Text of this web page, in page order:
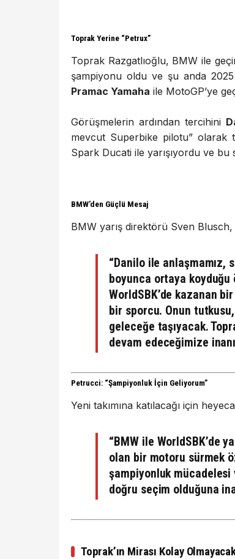
Toprak Yerine “Petrux”
Toprak Razgatlıoğlu, BMW ile
şampiyonu oldu ve şu anda
Pramac Yamaha ile MotoGP’ye
Görüşmelerin ardından tercihini
mevcut Superbike pilotu” olarak
Spark Ducati ile yarışıyordu ve
BMW’den Güçlü Mesaj
BMW yarış direktörü Sven Blusch,
“Danilo ile
boyunca ortaya
WorldSBK’de kazanan
bir sporcu. Onun
geleceğe taşıyacak.
devam edeceğimize
Petrucci: “Şampiyonluk İçin Geliyorum”
Yeni takımına katılacağı için
“BMW ile WorldSBK’de
olan bir motoru sürmek
şampiyonluk mücadelesi
doğru seçim olduğuna
Toprak’ın Mirası Kolay